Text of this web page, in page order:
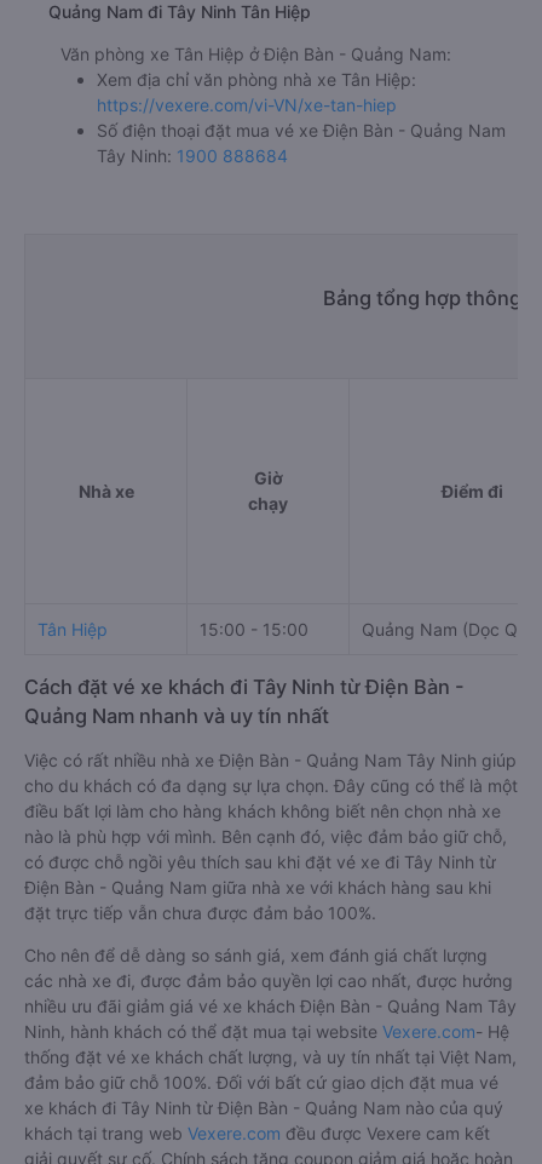
Quảng Nam đi Tây Ninh Tân Hiệp
Văn phòng xe Tân Hiệp ở Điện Bàn - Quảng Nam:
Xem địa chỉ văn phòng nhà xe Tân Hiệp:
https://vexere.com/vi-VN/xe-tan-hiep
Số điện thoại đặt mua vé xe Điện Bàn - Quảng Nam
Tây Ninh: 1900 888684
Bảng tổng hợp thông
Nhà xe
Giờ
chạy
Điểm đi
Tân Hiệp 15:00 - 15:00 Quảng Nam (Dọc
Cách đặt vé xe khách đi Tây Ninh từ Điện Bàn -
Quảng Nam nhanh và uy tín nhất
Việc có rất nhiều nhà xe Điện Bàn - Quảng Nam Tây Ninh giúp
cho du khách có đa dạng sự lựa chọn. Đây cũng có thể là một
điều bất lợi làm cho hàng khách không biết nên chọn nhà xe
nào là phù hợp với mình. Bên cạnh đó, việc đảm bảo giữ chỗ,
có được chỗ ngồi yêu thích sau khi đặt vé xe đi Tây Ninh từ
Điện Bàn - Quảng Nam giữa nhà xe với khách hàng sau khi
đặt trực tiếp vẫn chưa được đảm bảo 100%.
Cho nên để dễ dàng so sánh giá, xem đánh giá chất lượng
các nhà xe đi, được đảm bảo quyền lợi cao nhất, được hưởng
nhiều ưu đãi giảm giá vé xe khách Điện Bàn - Quảng Nam Tây
Ninh, hành khách có thể đặt mua tại website Vexere.com- Hệ
thống đặt vé xe khách chất lượng, và uy tín nhất tại Việt Nam,
đảm bảo giữ chỗ 100%. Đối với bất cứ giao dịch đặt mua vé
xe khách đi Tây Ninh từ Điện Bàn - Quảng Nam nào của quý
khách tại trang web Vexere.com đều được Vexere cam kết
giải quyết sự cố. Chính sách tặng coupon giảm giá hoặc hoàn